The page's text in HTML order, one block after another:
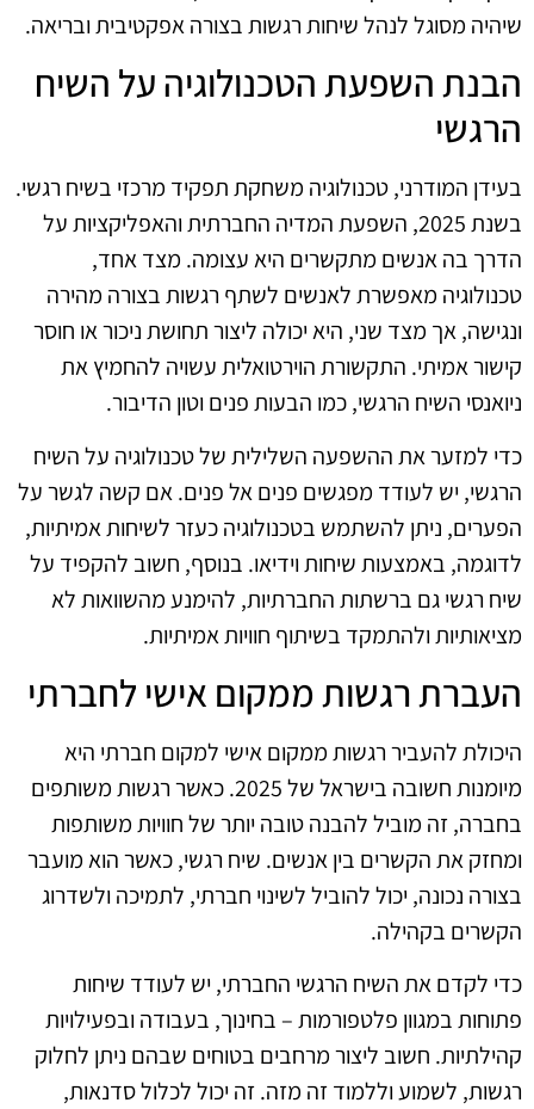
שיהיה מסוגל לנהל שיחות רגשות בצורה אפקטיבית ובריאה.
הבנת השפעת הטכנולוגיה על השיח
הרגשי
בעידן המודרני, טכנולוגיה משחקת תפקיד מרכזי בשיח רגשי.
בשנת 2025, השפעת המדיה החברתית והאפליקציות על
הדרך בה אנשים מתקשרים היא עצומה. מצד אחד,
טכנולוגיה מאפשרת לאנשים לשתף רגשות בצורה מהירה
ונגישה, אך מצד שני, היא יכולה ליצור תחושת ניכור או חוסר
קישור אמיתי. התקשורת הוירטואלית עשויה להחמיץ את
ניואנסי השיח הרגשי, כמו הבעות פנים וטון הדיבור.
כדי למזער את ההשפעה השלילית של טכנולוגיה על השיח
הרגשי, יש לעודד מפגשים פנים אל פנים. אם קשה לגשר על
הפערים, ניתן להשתמש בטכנולוגיה כעזר לשיחות אמיתיות,
לדוגמה, באמצעות שיחות וידיאו. בנוסף, חשוב להקפיד על
שיח רגשי גם ברשתות החברתיות, להימנע מהשוואות לא
מציאותיות ולהתמקד בשיתוף חוויות אמיתיות.
העברת רגשות ממקום אישי לחברתי
היכולת להעביר רגשות ממקום אישי למקום חברתי היא
מיומנות חשובה בישראל של 2025. כאשר רגשות משותפים
בחברה, זה מוביל להבנה טובה יותר של חוויות משותפות
ומחזק את הקשרים בין אנשים. שיח רגשי, כאשר הוא מועבר
בצורה נכונה, יכול להוביל לשינוי חברתי, לתמיכה ולשדרוג
הקשרים בקהילה.
כדי לקדם את השיח הרגשי החברתי, יש לעודד שיחות
פתוחות במגוון פלטפורמות – בחינוך, בעבודה ובפעילויות
קהילתיות. חשוב ליצור מרחבים בטוחים שבהם ניתן לחלוק
רגשות, לשמוע וללמוד זה מזה. זה יכול לכלול סדנאות,